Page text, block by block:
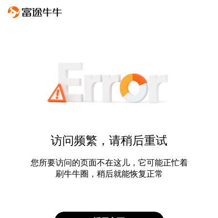
访问频繁，请稍后重试
您所要访问的页面不在这儿，它可能正忙着
刷牛牛圈，稍后就能恢复正常